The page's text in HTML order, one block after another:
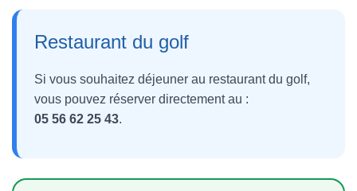
Restaurant du golf
Si vous souhaitez déjeuner au restaurant du golf,
vous pouvez réserver directement au :
05 56 62 25 43.